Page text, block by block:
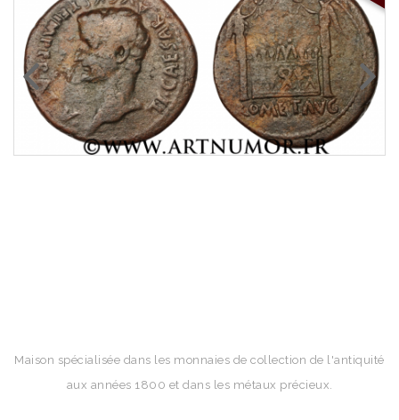
Maison spécialisée dans les monnaies de collection de l'antiquité
aux années 1800 et dans les métaux précieux.